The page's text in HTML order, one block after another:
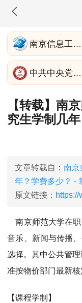
MBA工商管理
院校库 考试报名
考试真题
报考经验
MEM工程管理
院校库 考试报名
MPA公共管理
院校库 考试报名
院校库 考试报名
考试真题
报考经
MTA旅游管理
南京信息工程大学公共管理学院
中共中央党校研究生院
【转载】南
究生学制几
文章转载自： 南京
年？学费多少？ -
原文链接：
南京师范大学在职
音乐、新闻与传播
选择。其中公共管
准按物价部门最新核
【课程学制】